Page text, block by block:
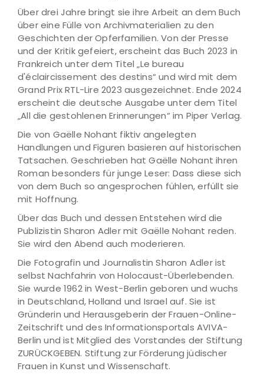
Über drei Jahre bringt sie ihre Arbeit an dem Buch
über eine Fülle von Archivmaterialien zu den
Geschichten der Opferfamilien. Von der Presse
und der Kritik gefeiert, erscheint das Buch 2023 in
Frankreich unter dem Titel „Le bureau
d'éclaircissement des destins“ und wird mit dem
Grand Prix RTL-Lire 2023 ausgezeichnet. Ende 2024
erscheint die deutsche Ausgabe unter dem Titel
„All die gestohlenen Erinnerungen“ im Piper Verlag.
Die von Gaëlle Nohant fiktiv angelegten
Handlungen und Figuren basieren auf historischen
Tatsachen. Geschrieben hat Gaëlle Nohant ihren
Roman besonders für junge Leser: Dass diese sich
von dem Buch so angesprochen fühlen, erfüllt sie
mit Hoffnung.
Über das Buch und dessen Entstehen wird die
Publizistin Sharon Adler mit Gaëlle Nohant reden.
Sie wird den Abend auch moderieren.
Die Fotografin und Journalistin Sharon Adler ist
selbst Nachfahrin von Holocaust-Überlebenden.
Sie wurde 1962 in West-Berlin geboren und wuchs
in Deutschland, Holland und Israel auf. Sie ist
Gründerin und Herausgeberin der Frauen-Online-
Zeitschrift und des Informationsportals AVIVA-
Berlin und ist Mitglied des Vorstandes der Stiftung
ZURÜCKGEBEN. Stiftung zur Förderung jüdischer
Frauen in Kunst und Wissenschaft.